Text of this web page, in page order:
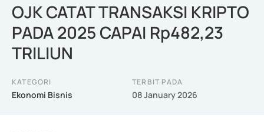
OJK CATAT TRANSAKSI KRIPTO
PADA 2025 CAPAI Rp482,23
TRILIUN
KATEGORI
Ekonomi Bisnis
TERBIT PADA
08 January 2026